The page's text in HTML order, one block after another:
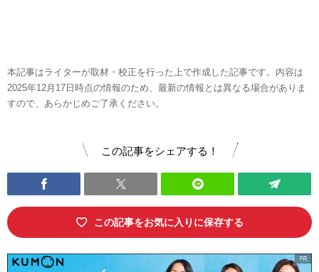
本記事はライターが取材・校正を行った上で作成した記事です。内容は
2025年12月17日時点の情報のため、最新の情報とは異なる場合がありま
すので、あらかじめご了承ください。
この記事をシェアする！
この記事をお気に入りに保存する